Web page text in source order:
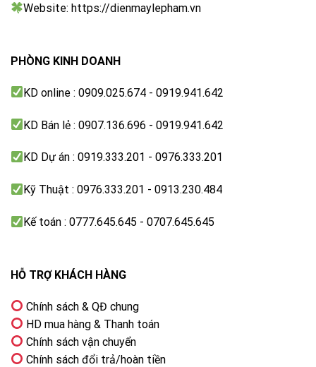
Website: https://dienmaylepham.vn
PHÒNG KINH DOANH
KD online : 0909.025.674 - 0919.941.642
KD Bán lẻ : 0907.136.696 - 0919.941.642
KD Dự án : 0919.333.201 - 0976.333.201
Kỹ Thuật : 0976.333.201 - 0913.230.484
Kế toán : 0777.645.645 - 0707.645.645
HỖ TRỢ KHÁCH HÀNG
Chính sách & QĐ chung
HD mua hàng & Thanh toán
Chính sách vận chuyển
Chính sách đổi trả/hoàn tiền